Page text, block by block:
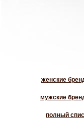
женские
мужские
полный